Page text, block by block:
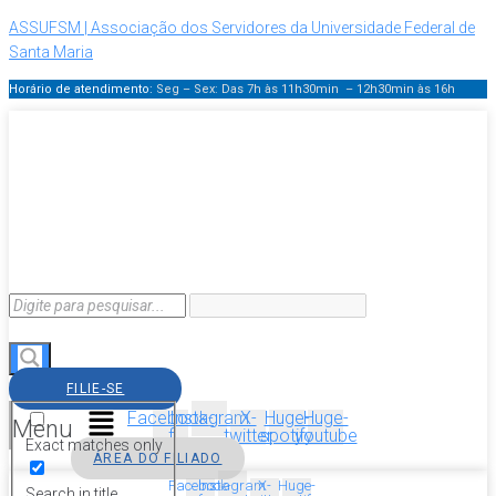
ASSUFSM | Associação dos Servidores da Universidade Federal de
Santa Maria
Horário de atendimento: Seg – Sex: Das 7h às 11h30min – 12h30min às 16h
Exact matches only
Menu
FILIE-SE
Facebook-
f
InstagramX-
twitter
Huge-
spotify
Huge-
youtube
ÁREA DO FILIADO
Facebook-InstagramX- Huge-